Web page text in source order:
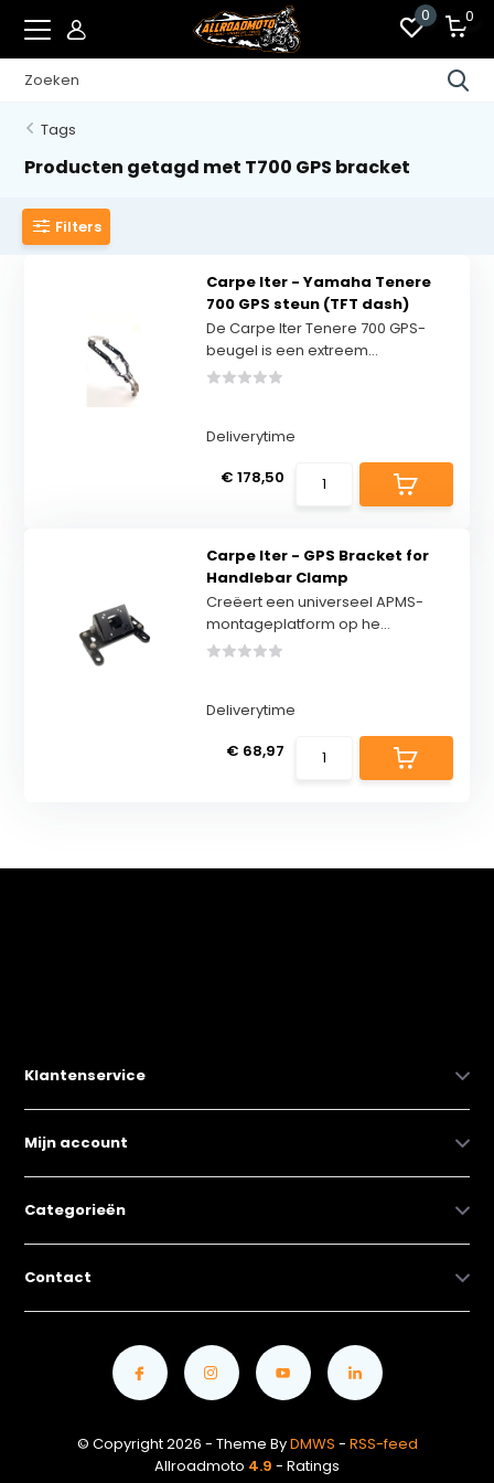
0 0
Tags
Producten getagd met T700 GPS bracket
Filters
Carpe Iter - Yamaha Tenere
700 GPS steun (TFT dash)
De Carpe Iter Tenere 700 GPS-
beugel is een extreem...
Deliverytime
€ 178,50
Carpe Iter - GPS Bracket for
Handlebar Clamp
Creëert een universeel APMS-
montageplatform op he...
Deliverytime
€ 68,97
Klantenservice
Mijn account
Categorieën
Contact
© Copyright 2026 - Theme ByDMWS - RSS-feed
Allroadmoto 4.9 - Ratings